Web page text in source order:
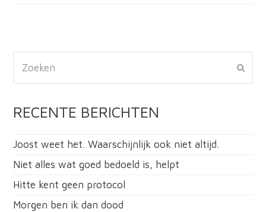
RECENTE BERICHTEN
Joost weet het. Waarschijnlijk ook niet altijd.
Niet alles wat goed bedoeld is, helpt
Hitte kent geen protocol
Morgen ben ik dan dood